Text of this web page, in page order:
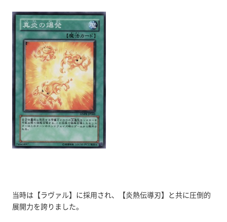
当時は【ラヴァル】に採用され、【炎熱伝導刃】と共に圧倒的
展開力を誇りました。